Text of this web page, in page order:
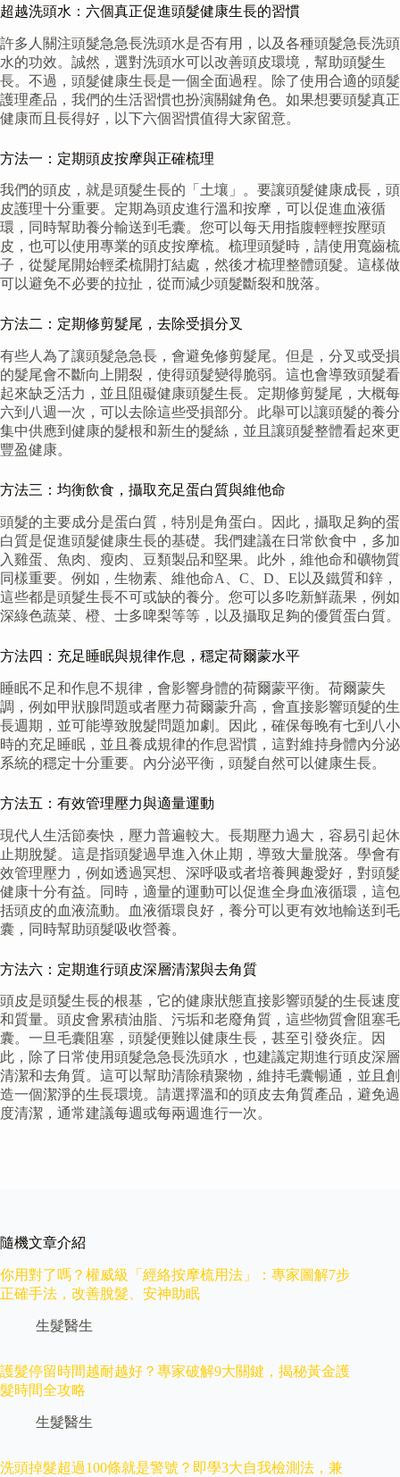
超越洗頭水：六個真正促進頭髮健康生長的習慣
許多人關注頭髮急急長洗頭水是否有用，以及各種頭髮急長洗頭
水的功效。誠然，選對洗頭水可以改善頭皮環境，幫助頭髮生
長。不過，頭髮健康生長是一個全面過程。除了使用合適的頭髮
護理產品，我們的生活習慣也扮演關鍵角色。如果想要頭髮真正
健康而且長得好，以下六個習慣值得大家留意。
方法一：定期頭皮按摩與正確梳理
我們的頭皮，就是頭髮生長的「土壤」。要讓頭髮健康成長，頭
皮護理十分重要。定期為頭皮進行溫和按摩，可以促進血液循
環，同時幫助養分輸送到毛囊。您可以每天用指腹輕輕按壓頭
皮，也可以使用專業的頭皮按摩梳。梳理頭髮時，請使用寬齒梳
子，從髮尾開始輕柔梳開打結處，然後才梳理整體頭髮。這樣做
可以避免不必要的拉扯，從而減少頭髮斷裂和脫落。
方法二：定期修剪髮尾，去除受損分叉
有些人為了讓頭髮急急長，會避免修剪髮尾。但是，分叉或受損
的髮尾會不斷向上開裂，使得頭髮變得脆弱。這也會導致頭髮看
起來缺乏活力，並且阻礙健康頭髮生長。定期修剪髮尾，大概每
六到八週一次，可以去除這些受損部分。此舉可以讓頭髮的養分
集中供應到健康的髮根和新生的髮絲，並且讓頭髮整體看起來更
豐盈健康。
方法三：均衡飲食，攝取充足蛋白質與維他命
頭髮的主要成分是蛋白質，特別是角蛋白。因此，攝取足夠的蛋
白質是促進頭髮健康生長的基礎。我們建議在日常飲食中，多加
入雞蛋、魚肉、瘦肉、豆類製品和堅果。此外，維他命和礦物質
同樣重要。例如，生物素、維他命A、C、D、E以及鐵質和鋅，
這些都是頭髮生長不可或缺的養分。您可以多吃新鮮蔬果，例如
深綠色蔬菜、橙、士多啤梨等等，以及攝取足夠的優質蛋白質。
方法四：充足睡眠與規律作息，穩定荷爾蒙水平
睡眠不足和作息不規律，會影響身體的荷爾蒙平衡。荷爾蒙失
調，例如甲狀腺問題或者壓力荷爾蒙升高，會直接影響頭髮的生
長週期，並可能導致脫髮問題加劇。因此，確保每晚有七到八小
時的充足睡眠，並且養成規律的作息習慣，這對維持身體內分泌
系統的穩定十分重要。內分泌平衡，頭髮自然可以健康生長。
方法五：有效管理壓力與適量運動
現代人生活節奏快，壓力普遍較大。長期壓力過大，容易引起休
止期脫髮。這是指頭髮過早進入休止期，導致大量脫落。學會有
效管理壓力，例如透過冥想、深呼吸或者培養興趣愛好，對頭髮
健康十分有益。同時，適量的運動可以促進全身血液循環，這包
括頭皮的血液流動。血液循環良好，養分可以更有效地輸送到毛
囊，同時幫助頭髮吸收營養。
方法六：定期進行頭皮深層清潔與去角質
頭皮是頭髮生長的根基，它的健康狀態直接影響頭髮的生長速度
和質量。頭皮會累積油脂、污垢和老廢角質，這些物質會阻塞毛
囊。一旦毛囊阻塞，頭髮便難以健康生長，甚至引發炎症。因
此，除了日常使用頭髮急急長洗頭水，也建議定期進行頭皮深層
清潔和去角質。這可以幫助清除積聚物，維持毛囊暢通，並且創
造一個潔淨的生長環境。請選擇溫和的頭皮去角質產品，避免過
度清潔，通常建議每週或每兩週進行一次。
隨機文章介紹
你用對了嗎？權威級「經絡按摩梳用法」：專家圖解7步
正確手法，改善脫髮、安神助眠
生髮醫生
護髮停留時間越耐越好？專家破解9大關鍵，揭秘黃金護
髮時間全攻略
生髮醫生
洗頭掉髮超過100條就是警號？即學3大自我檢測法，兼